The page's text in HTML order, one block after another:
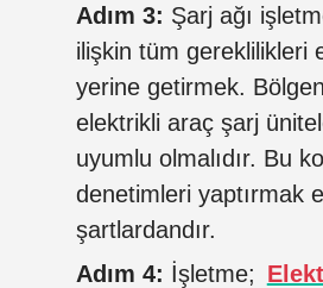
Adım 3: Şarj ağı
ilişkin tüm gereklilikleri
yerine getirmek.
elektrikli araç şarj
uyumlu olmalıdır. Bu
denetimleri yaptırmak
şartlardandır.
Adım 4: İşletme;